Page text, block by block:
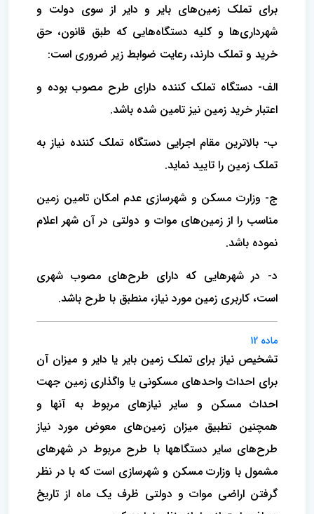
برای تملک زمین‌های بایر و دایر از سوی دولت و
شهرداری‌ها و کلیه دستگاه‌هایی که طبق قانون، حق
خرید و تملک دارند، رعایت ضوابط زیر ضروری است:
الف- دستگاه تملک کننده دارای طرح مصوب بوده و
اعتبار خرید زمین نیز تامین شده باشد.
ب- بالاترین مقام اجرایی دستگاه تملک کننده نیاز به
تملک زمین را تایید نماید.
ج- وزارت مسکن و شهرسازی عدم امکان تامین زمین
مناسب را از زمین‌های موات و دولتی در آن شهر اعلام
نموده باشد.
د- در شهرهایی که دارای طرح‌های مصوب شهری
است، کاربری زمین مورد نیاز، منطبق با طرح باشد.
ماده 12
تشخیص نیاز برای تملک زمین بایر یا دایر و میزان آن
برای احداث واحدهای مسکونی یا واگذاری زمین جهت
احداث مسکن و سایر نیازهای مربوط به آنها و
همچنین تطبیق میزان زمین‌های معوض مورد نیاز
طرح‌های سایر دستگاهها با طرح مربوط در شهرهای
مشمول با وزارت مسکن و شهرسازی است که با در نظر
گرفتن اراضی موات و دولتی ظرف یک ماه از تاریخ